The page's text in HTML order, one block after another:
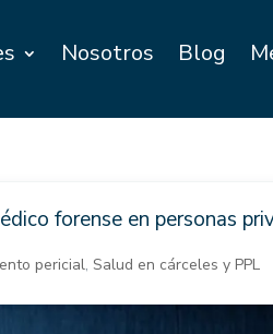
Nosotros Blog
forense en personas
pericial,Salud en cárceles y PPL